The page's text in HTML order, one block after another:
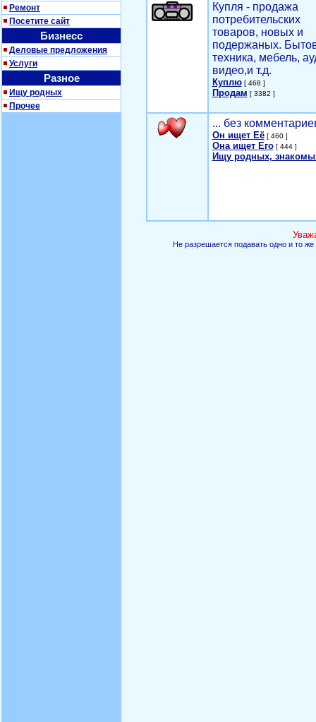
Ремонт
Посетите сайт
Бизнесс
Деловые предложения
Услуги
Разное
Ищу родных
Прочее
Купля - продажа
потребительских
товаров, новых и
подержаных.
техника, мебель,
видео,и т.д.
Куплю[ 468 ]
Продам [ 3382 ]
... без
Он ищет Её[ 460 ]
Она ищет Его[ 444 ]
Ищу родных,
Не разрешается подавать одно и то